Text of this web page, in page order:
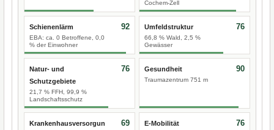
Cochem-Zell
Schienenlärm
EBA: ca. 0 Betroffene, 0,0
% der Einwohner
92 Umfeldstruktur
66,8 % Wald, 2,5 %
Gewässer
76
Natur- und
Schutzgebiete
21,7 % FFH, 99,9 %
Landschaftsschutz
76 Gesundheit
Traumazentrum 751 m
90
Krankenhausversorgun
69 E-Mobilität 76